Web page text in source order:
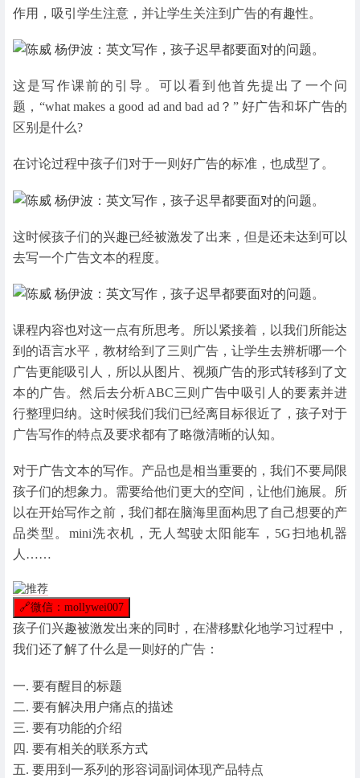
作用，吸引学生注意，并让学生关注到广告的有趣性。
这是写作课前的引导。可以看到他首先提出了一个问
题，“what makes a good ad and bad ad？” 好广告和坏广告的
区别是什么?
在讨论过程中孩子们对于一则好广告的标准，也成型了。
这时候孩子们的兴趣已经被激发了出来，但是还未达到可以
去写一个广告文本的程度。
课程内容也对这一点有所思考。所以紧接着，以我们所能达
到的语言水平，教材给到了三则广告，让学生去辨析哪一个
广告更能吸引人，所以从图片、视频广告的形式转移到了文
本的广告。然后去分析ABC三则广告中吸引人的要素并进
行整理归纳。这时候我们我们已经离目标很近了，孩子对于
广告写作的特点及要求都有了略微清晰的认知。
对于广告文本的写作。产品也是相当重要的，我们不要局限
孩子们的想象力。需要给他们更大的空间，让他们施展。所
以在开始写作之前，我们都在脑海里面构思了自己想要的产
品类型。mini洗衣机，无人驾驶太阳能车，5G扫地机器
人……
🔗微信：mollywei007
孩子们兴趣被激发出来的同时，在潜移默化地学习过程中，
我们还了解了什么是一则好的广告：
一. 要有醒目的标题
二. 要有解决用户痛点的描述
三. 要有功能的介绍
四. 要有相关的联系方式
五. 要用到一系列的形容词副词体现产品特点